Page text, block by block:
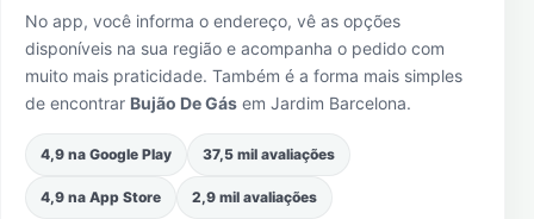
No app, você informa o endereço, vê as opções
disponíveis na sua região e acompanha o pedido com
muito mais praticidade. Também é a forma mais simples
de encontrar Bujão De Gás em Jardim Barcelona.
4,9 na Google Play 37,5 mil avaliações
4,9 na App Store 2,9 mil avaliações